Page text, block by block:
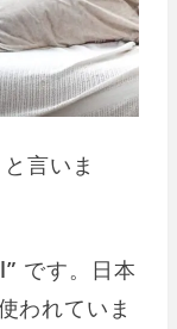
と言いま
です。日本
われていま